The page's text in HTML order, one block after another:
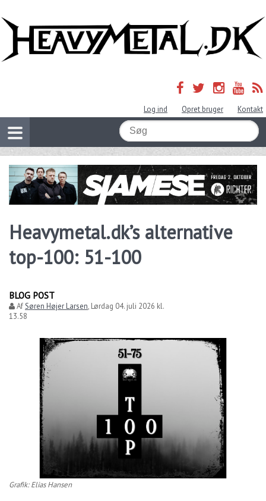
Log ind Opret bruger Kontakt
Heavymetal.dk’s alternative
top-100: 51-100
BLOG POST
AfSøren Højer Larsen, Lørdag 04. juli 2026 kl.
13.58
Grafik: Elias Hansen